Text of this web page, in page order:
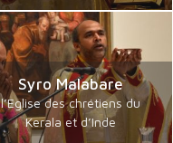
Syro Malabare
l’Eglise des chrétiens du
Kerala et d’Inde